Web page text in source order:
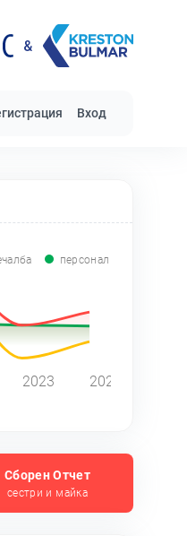
Вход
персонал
2023 2024
Сборен Отчет
сестри и майка